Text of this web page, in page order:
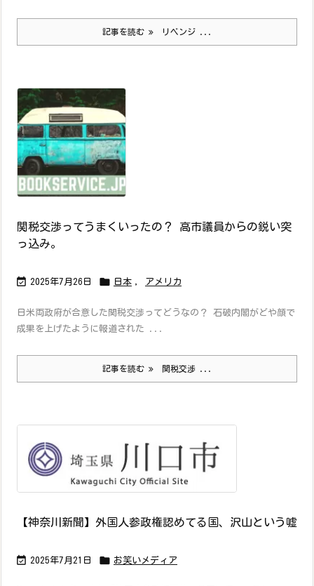
記事を読む リベンジ ...
関税交渉ってうまくいったの？ 高市議員からの鋭い突
っ込み。
 2025年7月26日  日本 , アメリカ
日米両政府が合意した関税交渉ってどうなの？ 石破内閣がどや顔で
成果を上げたように報道された ...
記事を読む 関税交渉 ...
【神奈川新聞】外国人参政権認めてる国、沢山という嘘
 2025年7月21日  お笑いメディア